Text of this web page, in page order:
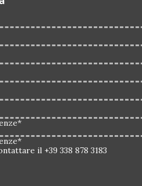
il +39 338 878 3183